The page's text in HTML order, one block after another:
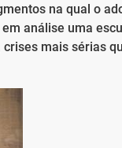
na qual o
análise uma
mais sérias